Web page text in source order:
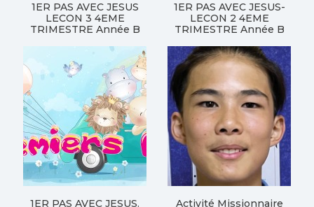
1ER PAS AVEC JESUS
LECON 3 4EME
TRIMESTRE Année B
1ER PAS AVEC JESUS-
LECON 2 4EME
TRIMESTRE Année B
1ER PAS AVEC JESUS.
Activité Missionnaire